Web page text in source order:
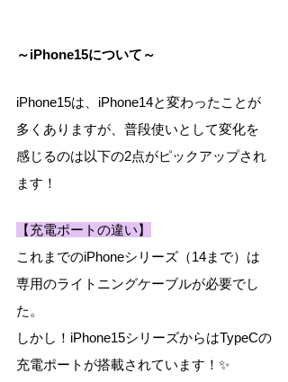
～iPhone15について～
iPhone15は、iPhone14と変わったことが
多くありますが、普段使いとして変化を
感じるのは以下の2点がピックアップされ
ます！
【充電ポートの違い】
これまでのiPhoneシリーズ（14まで）は
専用のライトニングケーブルが必要でし
た。
しかし！iPhone15シリーズからはTypeCの
充電ポートが搭載されています！✨